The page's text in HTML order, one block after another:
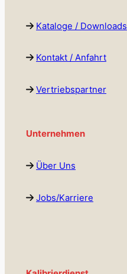
Kataloge / Downloads
Kontakt / Anfahrt
Vertriebspartner
Unternehmen
Über Uns
Jobs/Karriere